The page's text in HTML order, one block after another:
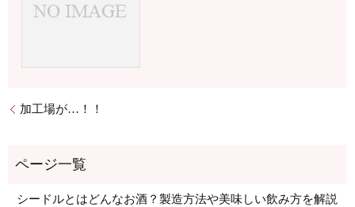
加工場が…！！
シードルとはどんなお酒？製造方法や美味しい飲み方を解説